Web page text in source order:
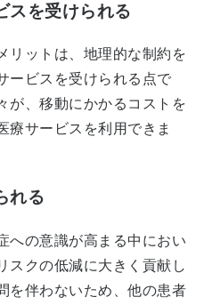
スを受けられる
ットは、地理的な制約を
ービスを受けられる点で
が、移動にかかるコストを
療サービスを利用できま
れる
の意識が高まる中におい
スクの低減に大きく貢献し
を伴わないため、他の患者